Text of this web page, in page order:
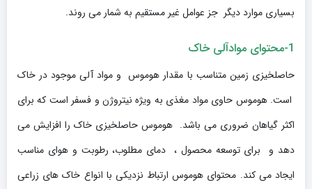
بسیاری موارد دیگر جز عوامل غیر مستقیم به شمار می روند.
1-محتوای موادآلی خاک
حاصلخیزی زمین متناسب با مقدار هوموس و مواد آلی موجود در خاک
است. هوموس حاوی مواد مغذی به ویژه نیتروژن و فسفر است که برای
اکثر گیاهان ضروری می باشد. هوموس حاصلخیزی خاک را افزایش می
دهد و برای توسعه محصول ، دمای مطلوب، رطوبت و هوای مناسب
ایجاد می کند. محتوای هوموس ارتباط نزدیکی با انواع خاک های زراعی